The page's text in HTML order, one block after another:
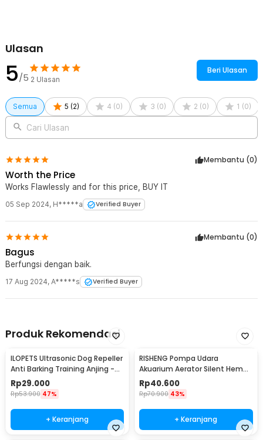
Ulasan
5/5 2 Ulasan
Beri Ulasan
Semua 5 (2) 4 (0) 3 (0) 2 (0) 1 (0)
Cari Ulasan
Membantu (0)
Worth the Price
Works Flawlessly and for this price, BUY IT
05 Sep 2024, H*****a Verified Buyer
Membantu (0)
Bagus
Berfungsi dengan baik.
17 Aug 2024, A*****s Verified Buyer
Produk Rekomendasi
ILOPETS Ultrasonic Dog Repeller
Anti Barking Training Anjing -
TJ-3008
Rp29.000
Rp53.900 47%
+ Keranjang
RISHENG Pompa Udara
Akuarium Aerator Silent Hemat
Energi 2.4W - RS-511
Rp40.600
Rp70.900 43%
+ Keranjang